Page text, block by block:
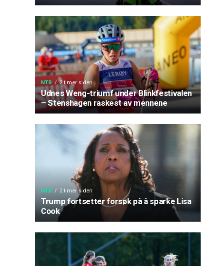
NTB 2 timer siden
Udnes Weng-triumf under Blinkfestivalen
– Stenshagen raskest av mennene
NTB 2 timer siden
Trump fortsetter forsøk på å sparke Lisa
Cook